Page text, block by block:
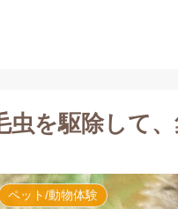
虫を駆除して
ペット/動物体験